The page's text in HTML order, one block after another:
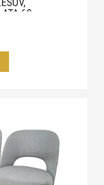
60